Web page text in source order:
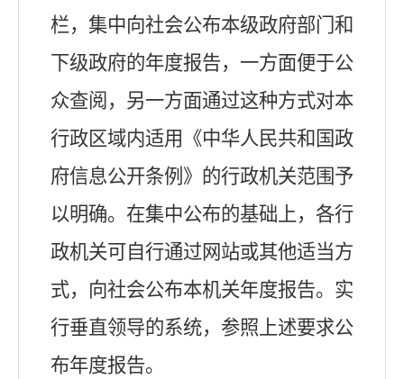
栏，集中向社会公布本级政府部门和
下级政府的年度报告，一方面便于公
众查阅，另一方面通过这种方式对本
行政区域内适用《中华人民共和国政
府信息公开条例》的行政机关范围予
以明确。在集中公布的基础上，各行
政机关可自行通过网站或其他适当方
式，向社会公布本机关年度报告。实
行垂直领导的系统，参照上述要求公
布年度报告。